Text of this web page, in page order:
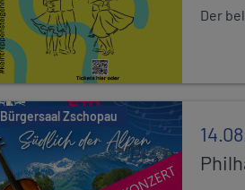
Der
Bürgersaal Zschopau